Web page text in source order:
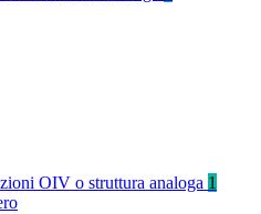
OIV o struttura analoga 1